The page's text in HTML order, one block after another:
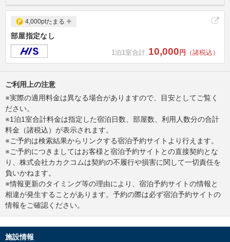
4,000ptたまる
部屋指定なし
1泊1室合計 10,000円 （諸税込）
ご利用上の注意
※実際の適用料金は異なる場合がありますので、目安としてご覧く
ださい。
※1泊1室合計料金は指定した宿泊日数、部屋数、利用人数分の合計
料金（諸税込）が表示されます。
※ご予約は検索結果からリンクする宿泊予約サイトより行えます。
※ご予約につきましてはお客様と宿泊予約サイトとの直接契約とな
り、株式会社カカクコムは契約の不履行や損害に関して一切責任を
負いかねます。
※情報更新のタイミング等の理由により、宿泊予約サイトの情報と
相違が発生することがあります。予約の際は必ず宿泊予約サイトの
情報をご確認ください。
施設情報